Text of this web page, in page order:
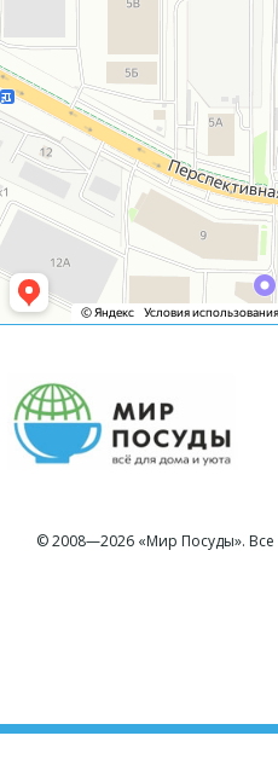
© 2008—2026 «Мир Посуды».